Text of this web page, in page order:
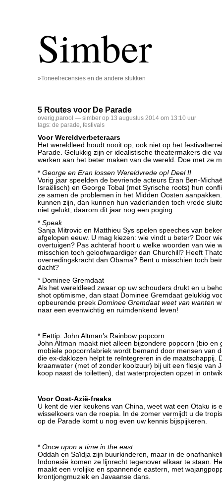
Simber
»Toneelrecensies en de andere stukken
5 Routes voor De Parade
overig,parool — simber op 13 augustus 2014 om 13:10 uur
tags: de parade, festivals
Voor Wereldverbeteraars
Het wereldleed houdt nooit op, ook niet op het
Parade. Gelukkig zijn er idealistische theatermakers die
werken aan het beter maken van de wereld. Doe met ze
* George en Eran lossen Wereldvrede op! Deel II
Vorig jaar speelden de bevriende acteurs Eran Ben-
Israëlisch) en George Tobal (met Syrische roots) hun
ze samen de problemen in het Midden Oosten
kunnen zijn, dan kunnen hun vaderlanden toch vrede
niet gelukt, daarom dit jaar nog een poging.
* Speak
Sanja Mitrovic en Matthieu Sys spelen speeches van
afgelopen eeuw. U mag kiezen: wie vindt u beter? Door
overtuigen? Pas achteraf hoort u welke woorden van wie
misschien toch geloofwaardiger dan Churchill? Heeft
overredingskracht dan Obama? Bent u misschien toch
dacht?
* Dominee Gremdaat
Als het wereldleed zwaar op uw schouders drukt en u
shot optimisme, dan staat Dominee Gremdaat gelukkig
opbeurende preek Dominee Gremdaat weet van wanten
naar een evenwichtig en ruimdenkend leven!
* Eettip: John Altman’s Rainbow popcorn
John Altman maakt niet alleen bijzondere popcorn (bio en
mobiele popcornfabriek wordt bemand door mensen van
die ex-daklozen helpt te reïntegreren in de maatschappij.
kraanwater (met of zonder koolzuur) bij uit een flesje van
koop naast de toiletten), dat waterprojecten opzet in
Voor Oost-Azië-freaks
U kent de vier keukens van China, weet wat een Otaku is
wisselkoers van de roepia. In de zomer vermijdt u de
op de Parade komt u nog even uw kennis bijspijkeren.
* Once upon a time in the east
Oddah en Saïdja zijn buurkinderen, maar in de
Indonesië komen ze lijnrecht tegenover elkaar te staan.
maakt een vrolijke en spannende eastern, met
krontjongmuziek en Javaanse dans.